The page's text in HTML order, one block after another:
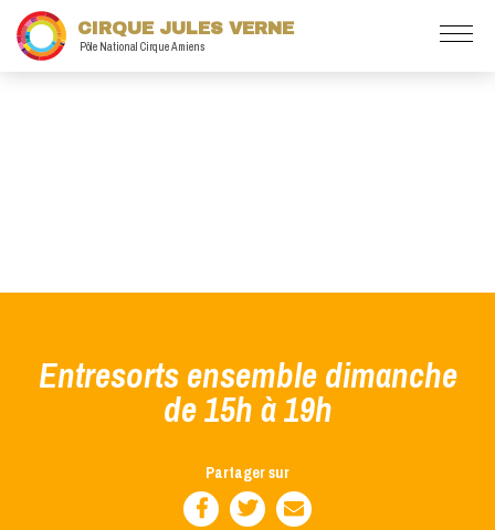
CIRQUE JULES VERNE
Pôle National Cirque Amiens
Entresorts ensemble dimanche
de 15h à 19h
Partager sur